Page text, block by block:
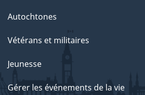
Autochtones
Vétérans et militaires
Jeunesse
Gérer les événements de la vie